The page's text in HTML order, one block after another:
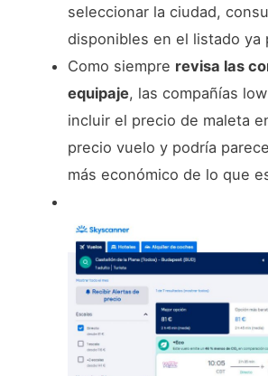
seleccionar la ciudad,
disponibles en el listado ya
Como siempre revisa las
equipaje, las compañías
incluir el precio de maleta
precio vuelo y podría
más económico de lo que